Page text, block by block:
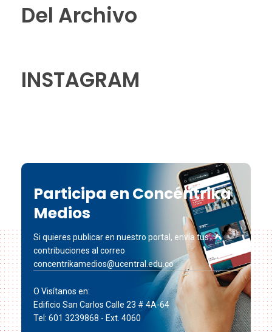
Del Archivo
INSTAGRAM
Participa en Concéntrika
Medios
Si quieres publicar en nuestro portal, envía tus
contribuciones al correo
concentrikamedios@ucentral.edu.co
O Visítanos en:
Edificio San Carlos Calle 23 # 4A-64
Tel: 601 3239868 - Ext. 4060